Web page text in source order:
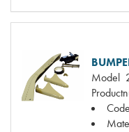
Model